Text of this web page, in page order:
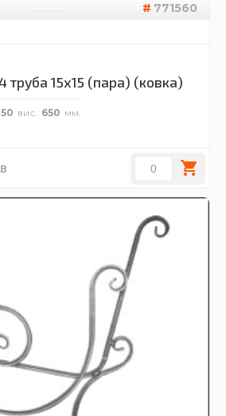
771560
труба 15х15 (пара) (ковка)
вис. 650